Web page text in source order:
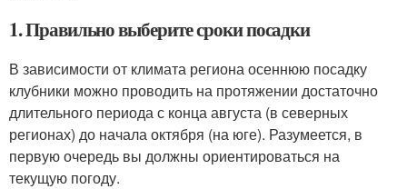
1. Правильно выберите сроки посадки
В зависимости от климата региона осеннюю посадку
клубники можно проводить на протяжении достаточно
длительного периода с конца августа (в северных
регионах) до начала октября (на юге). Разумеется, в
первую очередь вы должны ориентироваться на
текущую погоду.